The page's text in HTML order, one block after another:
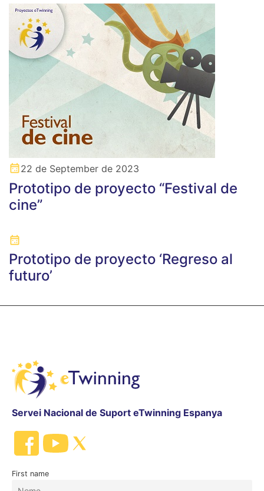
22 de September de 2023
Prototipo de proyecto “Festival de
cine”
Prototipo de proyecto ‘Regreso al
futuro’
Servei Nacional de Suport eTwinning Espanya
First name